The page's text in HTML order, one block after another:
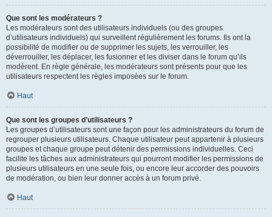
Que sont les modérateurs ?
Les modérateurs sont des utilisateurs individuels (ou des groupes
d’utilisateurs individuels) qui surveillent régulièrement les forums. Ils ont la
possibilité de modifier ou de supprimer les sujets, les verrouiller, les
déverrouiller, les déplacer, les fusionner et les diviser dans le forum qu’ils
modèrent. En règle générale, les modérateurs sont présents pour que les
utilisateurs respectent les règles imposées sur le forum.
Haut
Que sont les groupes d’utilisateurs ?
Les groupes d’utilisateurs sont une façon pour les administrateurs du forum de
regrouper plusieurs utilisateurs. Chaque utilisateur peut appartenir à plusieurs
groupes et chaque groupe peut détenir des permissions individuelles. Ceci
facilite les tâches aux administrateurs qui pourront modifier les permissions de
plusieurs utilisateurs en une seule fois, ou encore leur accorder des pouvoirs
de modération, ou bien leur donner accès à un forum privé.
Haut